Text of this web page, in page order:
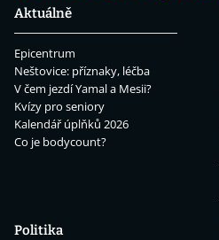
Aktuálně
Epicentrum
Neštovice: příznaky, léčba
V čem jezdí Yamal a Mesii?
Kvízy pro seniory
Kalendář úplňků 2026
Co je bodycount?
Politika